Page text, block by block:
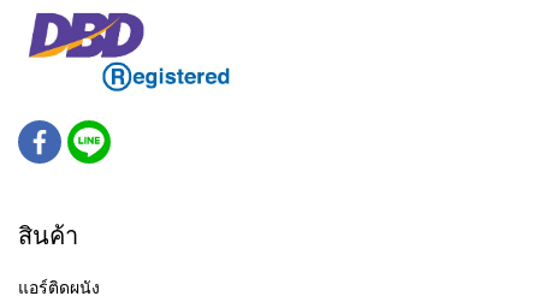
สินค้า
แอร์ติดผนัง